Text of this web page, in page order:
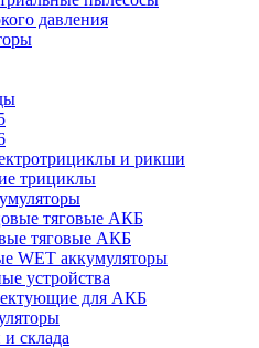
давления
и рикши
трициклы
тяговые АКБ
тяговые АКБ
WET аккумуляторы
устройства
для АКБ
склада